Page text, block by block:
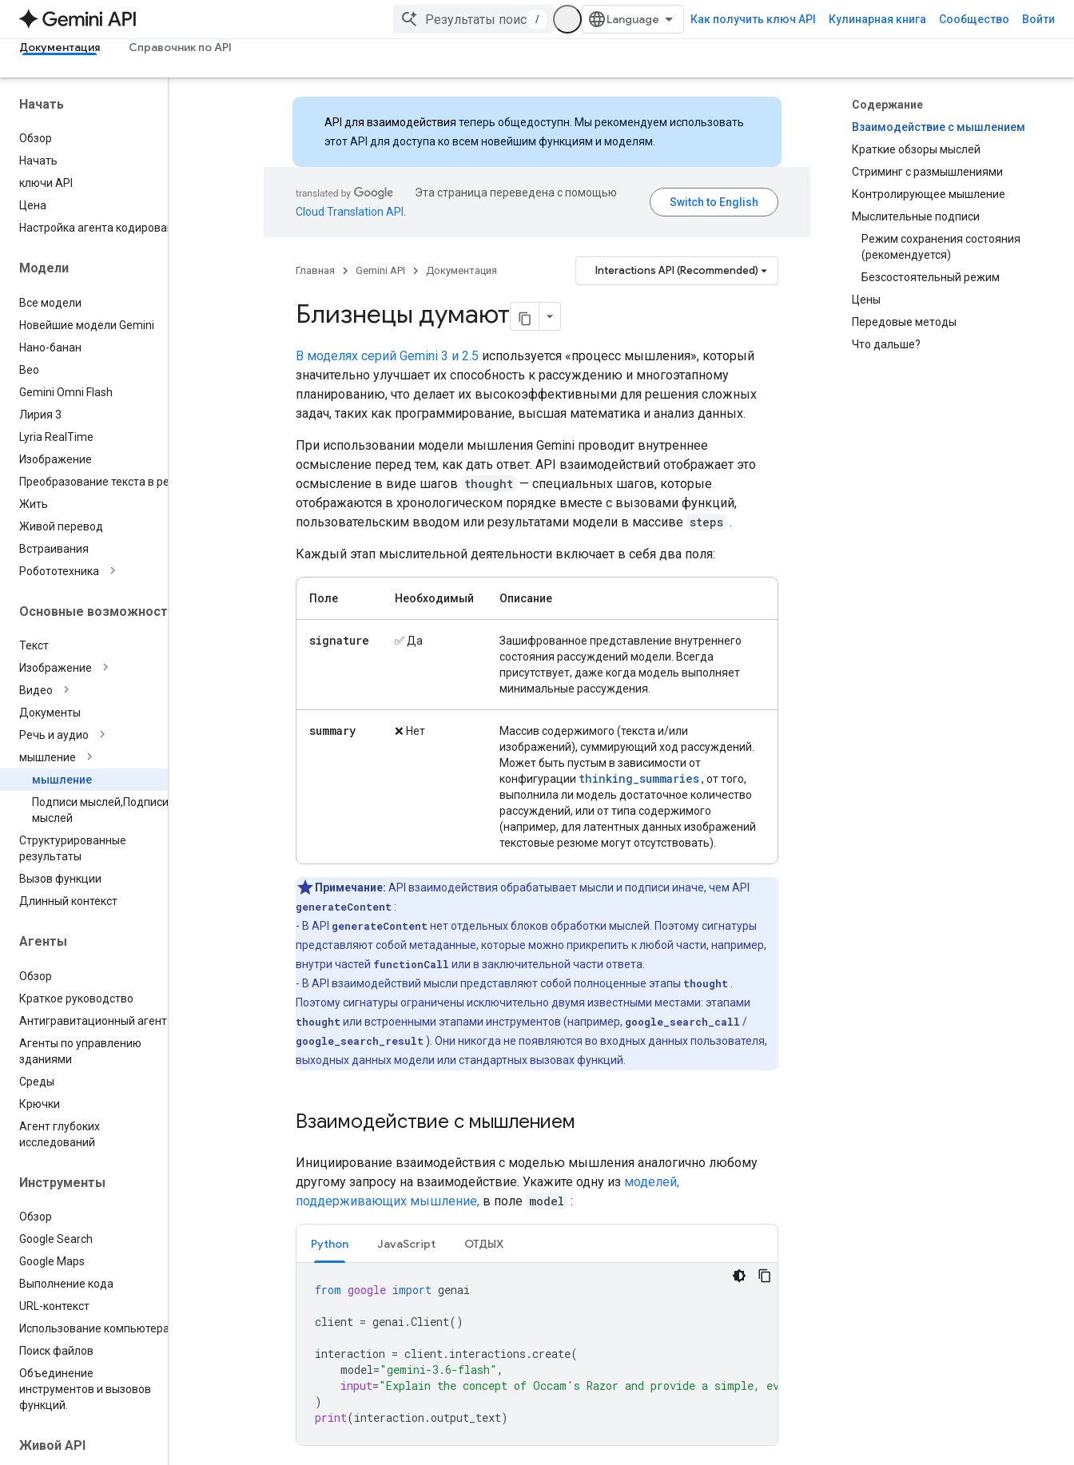
/ Как получить ключ API Кулинарная книга Сообщество Войти
Документация Справочник по API
Начать
Обзор
Начать
ключи API
Цена
Настройка агента кодирования
Модели
Все модели
Новейшие модели Gemini
Нано-банан
Вео
Gemini Omni Flash
Лирия 3
Lyria Real Time
Изображение
Преобразование текста в речь
Жить
Живой перевод
Встраивания
Робототехника
Основные возможности
Текст
Изображение
Видео
Документы
Речь и аудио
мышление
мышление
Подписи мыслей,Подписи
мыслей
Структурированные
результаты
Вызов функции
Длинный контекст
Агенты
Обзор
Краткое руководство
Антигравитационный агент
Агенты по управлению
зданиями
Среды
Крючки
Агент глубоких
исследований
Инструменты
Обзор
Google Search
Google Maps
Выполнение кода
URL-контекст
Использование компьютера
Поиск файлов
Объединение
инструментов и вызовов
функций
Живой API
Содержание
Взаимодействие с мышлением
Краткие обзоры мыслей
Стриминг с размышлениями
Контролирующее мышление
Мыслительные подписи
Режим сохранения состояния
(рекомендуется)
Безсостоятельный режим
Цены
Передовые методы
Что дальше?
API для взаимодействия теперь общедоступн. Мы рекомендуем использовать
этот API для доступа ко всем новейшим функциям и моделям.
Эта страница переведена с помощью
Cloud Translation API
Главная Gemini API Документация Interactions API (Recommended)
Близнецы думают
В моделях серий Gemini 3 и 2.5 используется «процесс мышления», который
значительно улучшает их способность к рассуждению и многоэтапному
планированию, что делает их высокоэффективными для решения сложных
задач, таких как программирование, высшая математика и анализ данных.
При использовании модели мышления Gemini проводит внутреннее
осмысление перед тем, как дать ответ. API взаимодействий отображает это
осмысление в виде шагов thought — специальных шагов, которые
отображаются в хронологическом порядке вместе с вызовами функций,
пользовательским вводом или результатами модели в массиве steps .
Каждый этап мыслительной деятельности включает в себя два поля:
Поле Необходимый Описание
signature ✅ Да
Зашифрованное представление внутреннего
состояния рассуждений модели. Всегда
присутствует, даже когда модель выполняет
минимальные рассуждения.
summary ❌ Нет
Массив содержимого (текста и/или
изображений), суммирующий ход рассуждений.
Может быть пустым в зависимости от
конфигурации thinking_summaries, от того,
выполнила ли модель достаточное количество
рассуждений, или от типа содержимого
(например, для латентных данных изображений
текстовые резюме могут отсутствовать).
Примечание: API взаимодействия обрабатывает мысли и подписи иначе, чем API
generateContent :
- В API generateContent нет отдельных блоков обработки мыслей. Поэтому сигнатуры
представляют собой метаданные, которые можно прикрепить к любой части, например,
внутри частей functionCall или в заключительной части ответа.
- В API взаимодействий мысли представляют собой полноценные этапы thought
Поэтому сигнатуры ограничены исключительно двумя известными местами: этапами
thought или встроенными этапами инструментов (например, google_search_call /
google_search_result ). Они никогда не появляются во входных данных пользователя,
выходных данных модели или стандартных вызовах функций.
Взаимодействие с мышлением
Инициирование взаимодействия с моделью мышления аналогично любому
другому запросу на взаимодействие. Укажите одну из моделей,
поддерживающих мышление, в поле model :
Python JavaScript ОТДЫХ
from google import genai
client = genai .Client()
interaction = client. interactions .create(
model="gemini-3.6-flash" ,
input="Explain the concept of Occam's Razor and provide a simple, everyday example."
)
print(interaction .output_text)